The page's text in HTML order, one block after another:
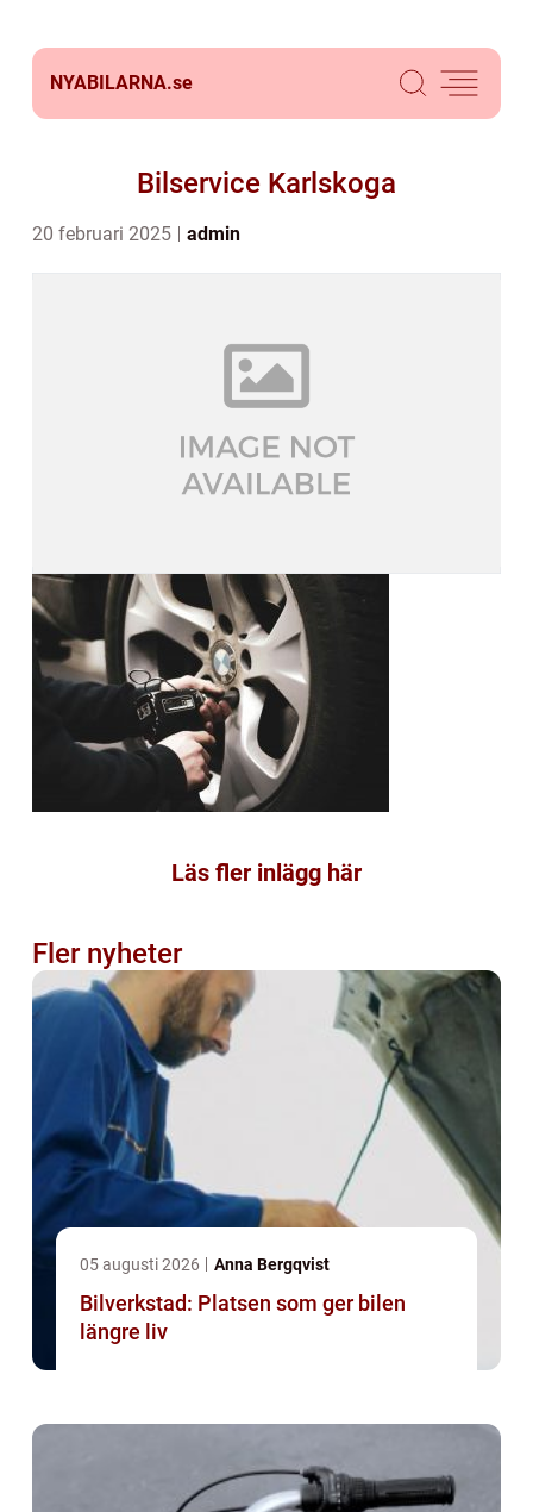
NYABILARNA.se
Bilservice Karlskoga
20 februari 2025 admin
Läs fler inlägg här
Fler nyheter
05 augusti 2026 Anna Bergqvist
Bilverkstad: Platsen som ger bilen
längre liv